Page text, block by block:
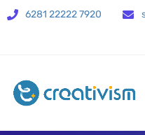
6281 22222 7920